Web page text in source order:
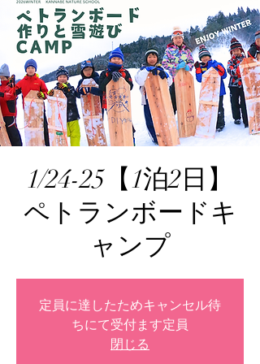
1/24-25【1泊2日】
ペトランボードキ
ャンプ
定員に達したためキャンセル待
ちにて受付ます定員
閉じる